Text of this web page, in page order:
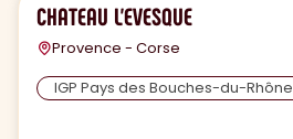
CHATEAU L'EVESQUE
Provence - Corse
IGP Pays des Bouches-du-Rhône